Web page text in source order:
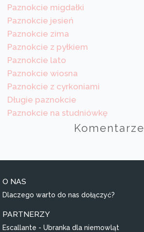
Paznokcie migdałki
Paznokcie jesień
Paznokcie zima
Paznokcie z pyłkiem
Paznokcie lato
Paznokcie wiosna
Paznokcie z cyrkoniami
Długie paznokcie
Paznokcie na studniówkę
Komentarze
O NAS
Dlaczego warto do nas dołączyć?
PARTNERZY
Escallante - Ubranka dla niemowląt